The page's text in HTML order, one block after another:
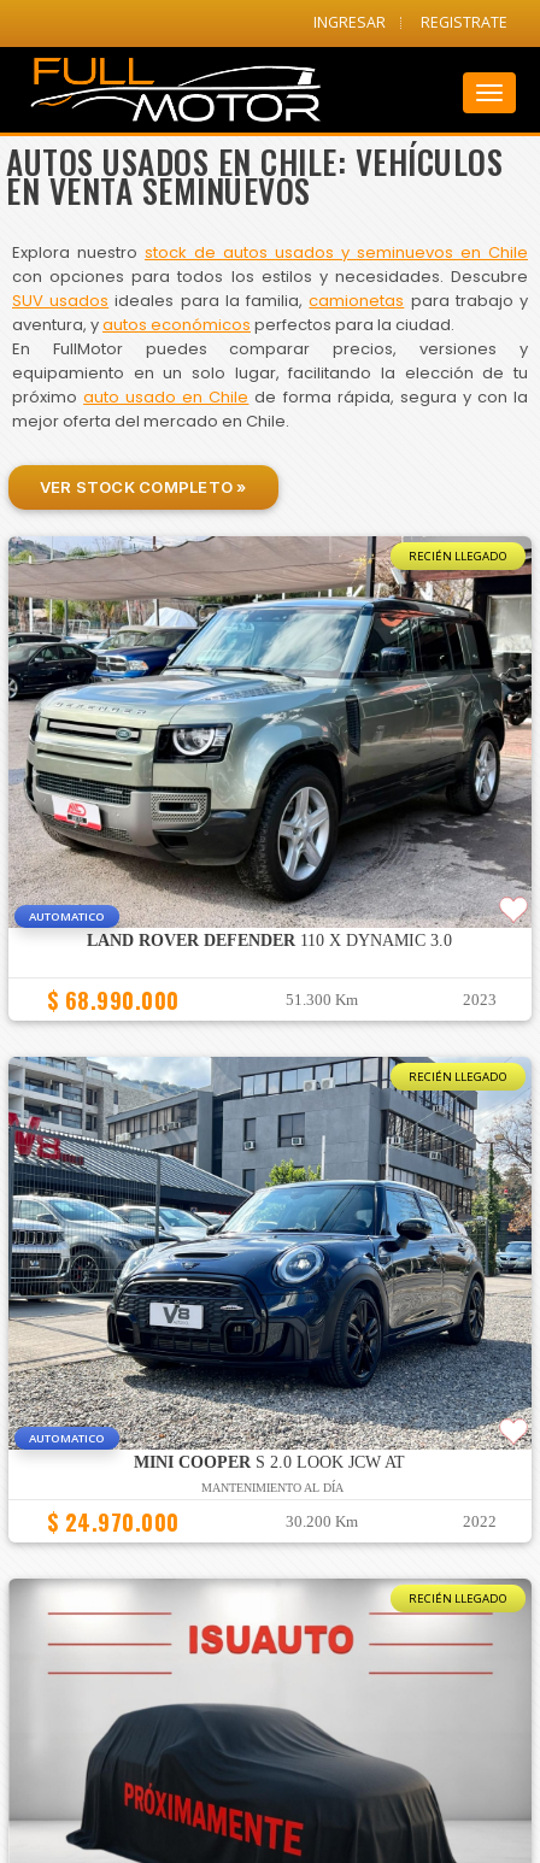
INGRESAR REGISTRATE
AUTOS USADOS EN CHILE: VEHÍCULOS
EN VENTA SEMINUEVOS
Explora nuestro stock de autos usados y seminuevos en Chile
con opciones para todos los estilos y necesidades. Descubre
SUV usados ideales para la familia,camionetas para trabajo y
aventura, yautos económicos perfectos para la ciudad.
En FullMotor puedes comparar precios, versiones y
equipamiento en un solo lugar, facilitando la elección de tu
próximoauto usado en Chile de forma rápida, segura y con la
mejor oferta del mercado en Chile.
VER STOCK COMPLETO »
RECIÉN LLEGADO
AUTOMATICO
LAND ROVER DEFENDER110 X DYNAMIC 3.0
$ 68.990.000 51.300 Km 2023
RECIÉN LLEGADO
AUTOMATICO
MINI COOPERS 2.0 LOOK JCW AT
MANTENIMIENTO AL DÍA
$ 24.970.000 30.200 Km 2022
RECIÉN LLEGADO